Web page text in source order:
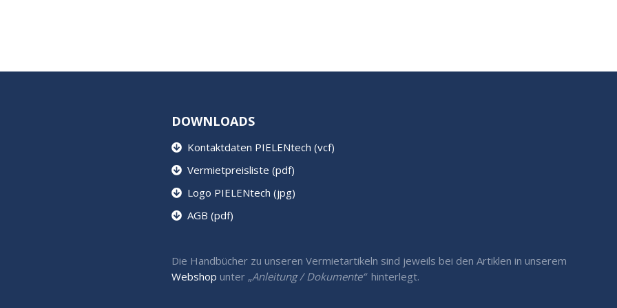
DOWNLOADS
Kontaktdaten PIELENtech (vcf)
Vermietpreisliste (pdf)
Logo PIELENtech (jpg)
AGB (pdf)
Die Handbücher zu unseren Vermietartikeln sind jeweils bei den Artiklen in unserem
Webshop unter „Anleitung / Dokumente“ hinterlegt.